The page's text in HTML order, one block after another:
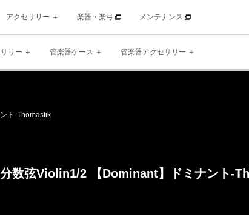
アクセサリー 楽器・楽弓 メンテナンス
リー 管楽器ケース 管楽器アクセサリー
ト -Thomastik-
数弦Violin1/2 【Dominant】 ドミナント-